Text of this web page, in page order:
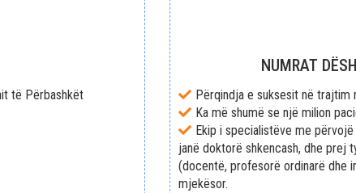
të Përbashkët
NUMRAT
Përqindja e suksesit në trajtim
Ka më shumë se një milion
Ekip i specialistëve me
janë doktorë shkencash, dhe prej
(docentë, profesorë ordinarë dhe
mjekësor.